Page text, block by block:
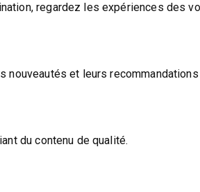
regardez les expériences des
et leurs
du contenu de qualité.